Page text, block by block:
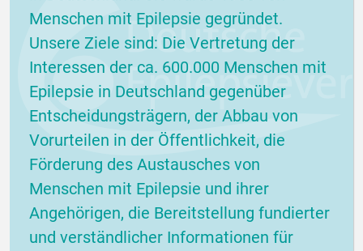
Menschen mit Epilepsie gegründet.
Unsere Ziele sind: Die Vertretung der
Interessen der ca. 600.000 Menschen mit
Epilepsie in Deutschland gegenüber
Entscheidungsträgern, der Abbau von
Vorurteilen in der Öffentlichkeit, die
Förderung des Austausches von
Menschen mit Epilepsie und ihrer
Angehörigen, die Bereitstellung fundierter
und verständlicher Informationen für